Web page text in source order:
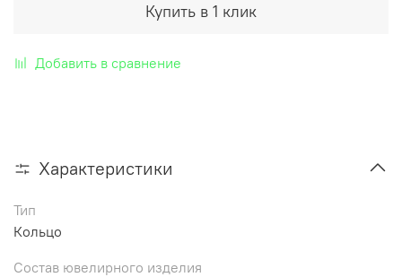
Купить в 1 клик
Добавить в сравнение
Характеристики
Тип
Кольцо
Состав ювелирного изделия